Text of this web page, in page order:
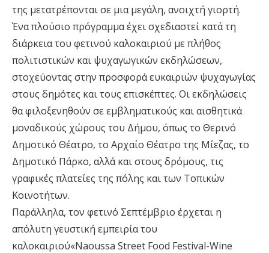
της μετατρέπονται σε μια μεγάλη, ανοιχτή γιορτή.
Ένα πλούσιο πρόγραμμα έχει σχεδιαστεί κατά τη
διάρκεια του φετινού καλοκαιριού με πλήθος
πολιτιστικών και ψυχαγωγικών εκδηλώσεων,
στοχεύοντας στην προσφορά ευκαιριών ψυχαγωγίας
στους δημότες και τους επισκέπτες. Οι εκδηλώσεις
θα φιλοξενηθούν σε εμβληματικούς και αισθητικά
μοναδικούς χώρους του Δήμου, όπως το Θερινό
Δημοτικό Θέατρο, το Αρχαίο Θέατρο της Μίεζας, το
Δημοτικό Πάρκο, αλλά και στους δρόμους, τις
γραφικές πλατείες της πόλης και των Τοπικών
Κοινοτήτων.
Παράλληλα, τον φετινό Σεπτέμβριο έρχεται η
απόλυτη γευστική εμπειρία του
καλοκαιριού«Naoussa Street Food Festival-Wine